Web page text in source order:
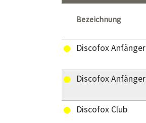
Bezeichnung
Discofox Anfänger
Discofox Anfänger
Discofox Club